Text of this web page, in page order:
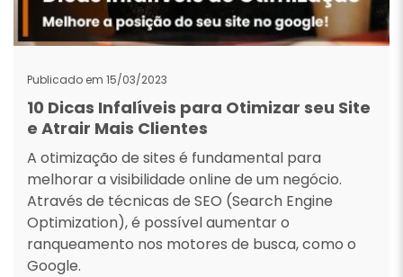
Publicado em 15/03/2023
10 Dicas Infalíveis para Otimizar seu Site
e Atrair Mais Clientes
A otimização de sites é fundamental para
melhorar a visibilidade online de um negócio.
Através de técnicas de SEO (Search Engine
Optimization), é possível aumentar o
ranqueamento nos motores de busca, como o
Google.